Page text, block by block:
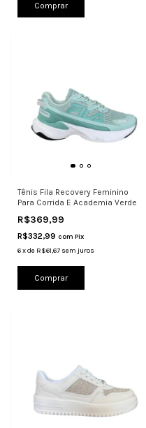
Comprar
Tênis Fila Recovery Feminino
Para Corrida E Academia Verde
R$369,99
R$332,99 com Pix
6xde R$61,67 sem juros
Comprar